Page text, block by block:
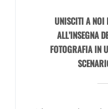
UNISCITI A NOI
ALL’INSEGNA
FOTOGRAFIA IN